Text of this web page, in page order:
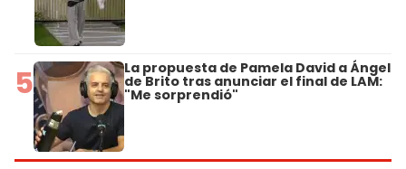
5 La propuesta de Pamela David a Ángel
de Brito tras anunciar el final de LAM:
"Me sorprendió"